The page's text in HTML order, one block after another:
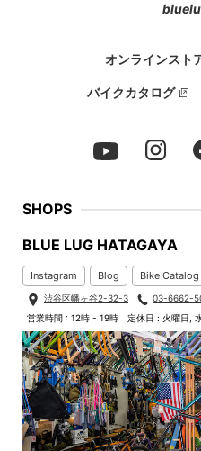
オンラインスト
バイクカタログ
SHOPS
BLUE LUG HATAGAYA
Instagram Blog Bike Catalog
渋谷区幡ヶ谷2-32-3
03-6662-
営業時間 : 12時 - 19時
定休日 : 火曜日,